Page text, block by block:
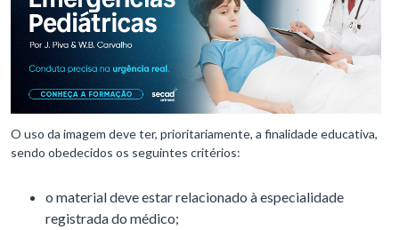
O uso da imagem deve ter, prioritariamente, a finalidade educativa,
sendo obedecidos os seguintes critérios:
o material deve estar relacionado à especialidade
registrada do médico;